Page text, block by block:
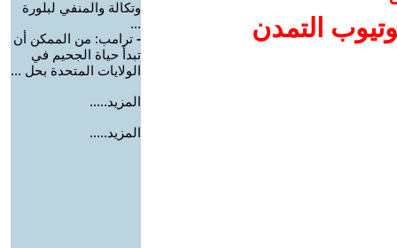
التمدن
وتكالة والمنفي لبلورة
...
- ترامب: من الممكن أن
تبدأ حياة الجحيم في
الولايات المتحدة بحل ...
المزيد.....
المزيد.....